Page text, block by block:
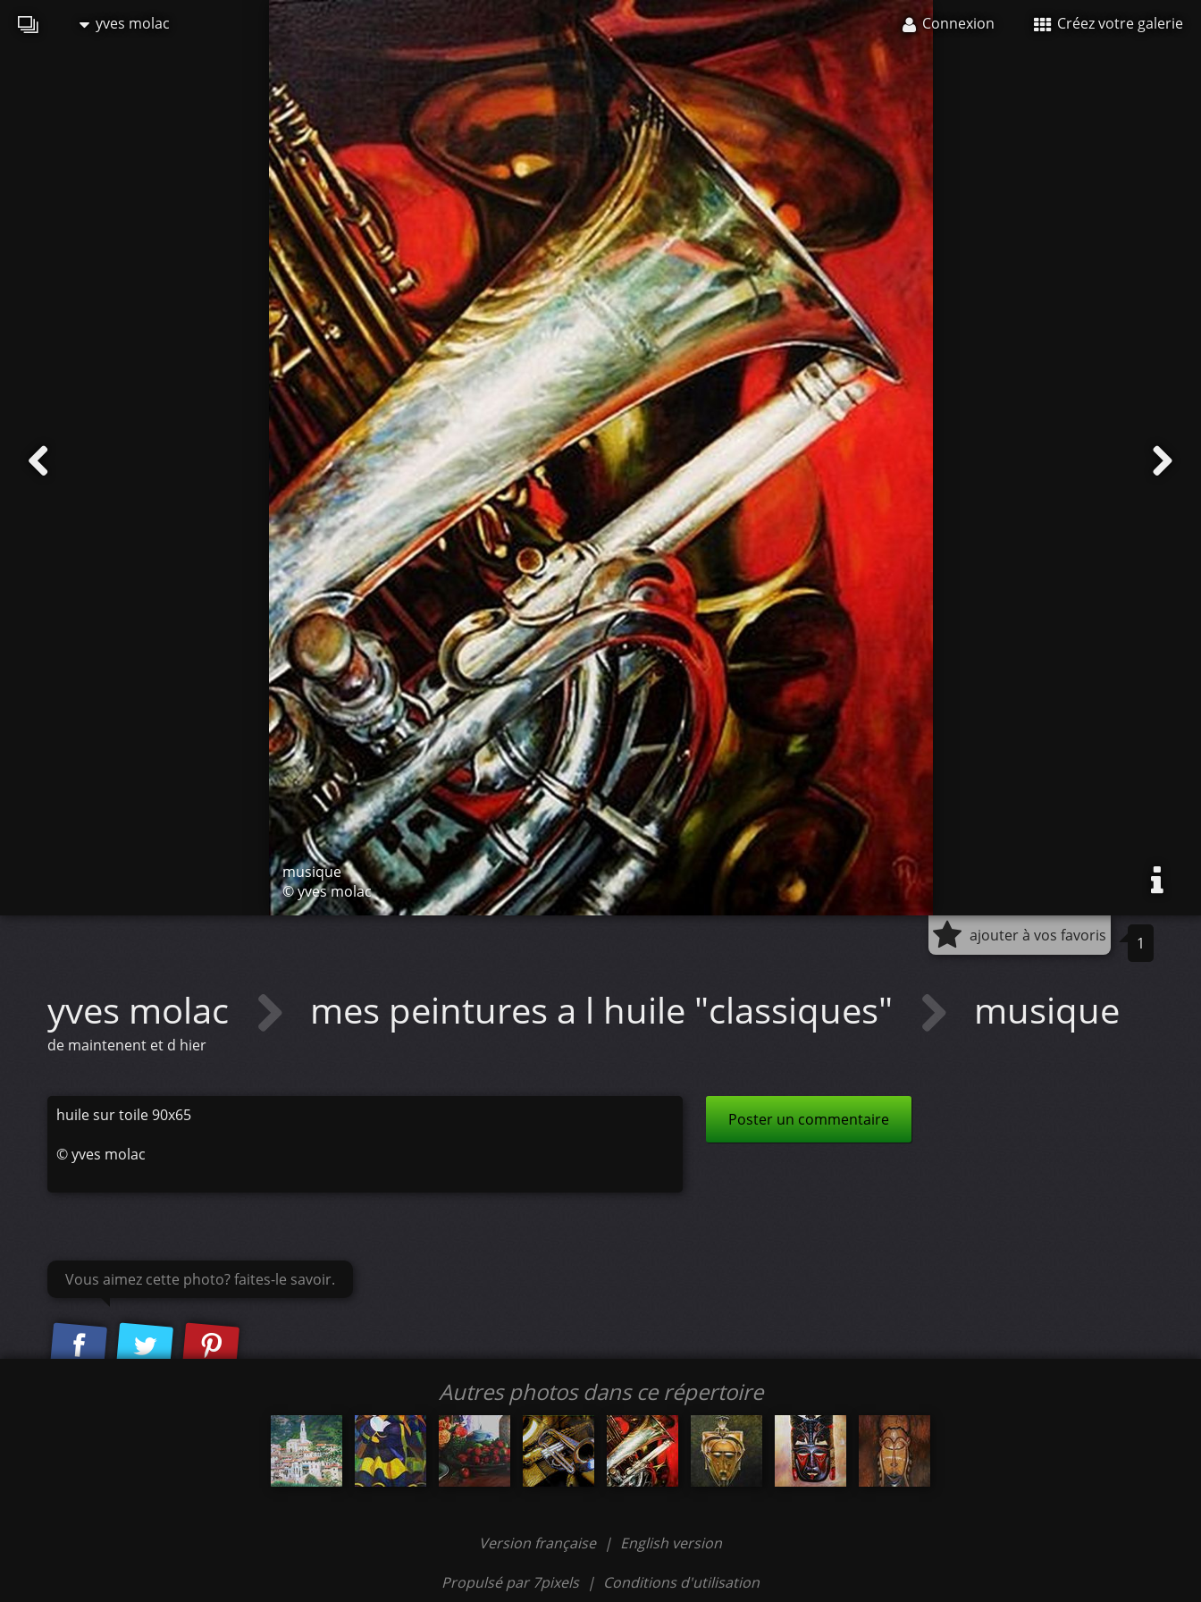
yves molac Connexion Créez votre galerie
musique
© yves molac
ajouter à vos favoris 1
yves molac mes peintures a l huile "classiques" musique
de maintenent et d hier
huile sur toile 90x65
©yves molac
Poster un commentaire
Vous aimez cette photo? faites-le savoir.
Autres photos dans ce répertoire
Version française | English version
Propulsé par 7pixels | Conditions d'utilisation